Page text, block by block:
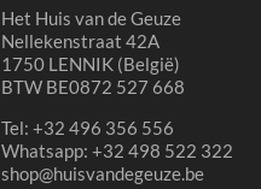
Het Huis van de Geuze
Nellekenstraat 42A
1750 LENNIK (België)
BTW BE0872 527 668
Tel: +32 496 356 556
Whatsapp: +32 498 522 322
shop@huisvandegeuze.be